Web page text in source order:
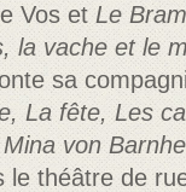
Vos etLe
la vache et le
sa
La fête, Les
Mina von
le théâtre de